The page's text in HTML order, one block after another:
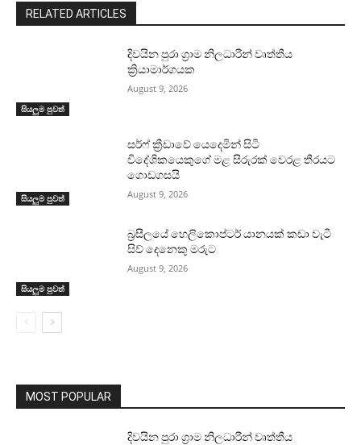
RELATED ARTICLES
සියලුම පුවත්
දිවයින පුරා ග්‍රාම නිලධාරීන් වෘත්තීය
ක්‍රියාමාර්ගයක
August 9, 2026
සියලුම පුවත්
සර්ෆ් ක්‍රීඩාවේ යෙදෙමින් සිටි
විදේශිකයෙකුගේ මළ සිරුරක් වෙරළ තීරයට
ගොඩගසයි
August 9, 2026
සියලුම පුවත්
බ්‍රසීලයේ හෙලිකොප්ටර් යානයක් කඩා වැටී
සිව් දෙනෙකු මරුට
August 9, 2026
MOST POPULAR
දිවයින පුරා ග්‍රාම නිලධාරීන් වෘත්තීය